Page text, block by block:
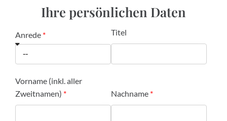
Ihre persönlichen Daten
Anrede Titel
Vorname (inkl. aller
Zweitnamen)
Nachname